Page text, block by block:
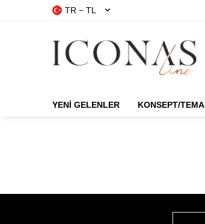
TR − TL
YENI GELENLER KONSEPT/TEMA